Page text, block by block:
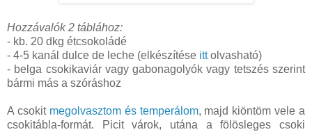
Hozzávalók 2 táblához:
- kb. 20 dkg étcsokoládé
- 4-5 kanál dulce de leche (elkészítése ittolvasható)
- belga csokikaviár vagy gabonagolyók vagy tetszés szerint
bármi más a szóráshoz
A csokit megolvasztom és temperálom, majd kiöntöm vele a
csokitábla-formát. Picit várok, utána a fölösleges csoki